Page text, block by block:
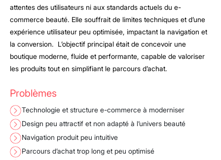
attentes des utilisateurs ni aux standards actuels du e-
commerce beauté. Elle souffrait de limites techniques et d’une
expérience utilisateur peu optimisée, impactant la navigation et
la conversion. L’objectif principal était de concevoir une
boutique moderne, fluide et performante, capable de valoriser
les produits tout en simplifiant le parcours d’achat.
Problèmes
Technologie et structure e-commerce à moderniser
Design peu attractif et non adapté à l’univers beauté
Navigation produit peu intuitive
Parcours d’achat trop long et peu optimisé